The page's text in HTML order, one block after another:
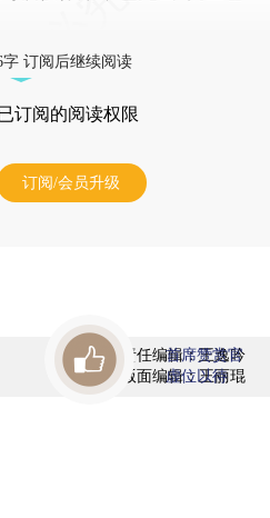
字 订阅后继续阅读
订阅的阅读权限
订阅/会员升级
责任编辑：王逸吟
版面编辑：王丽琨
首席赞赏官
虚位以待